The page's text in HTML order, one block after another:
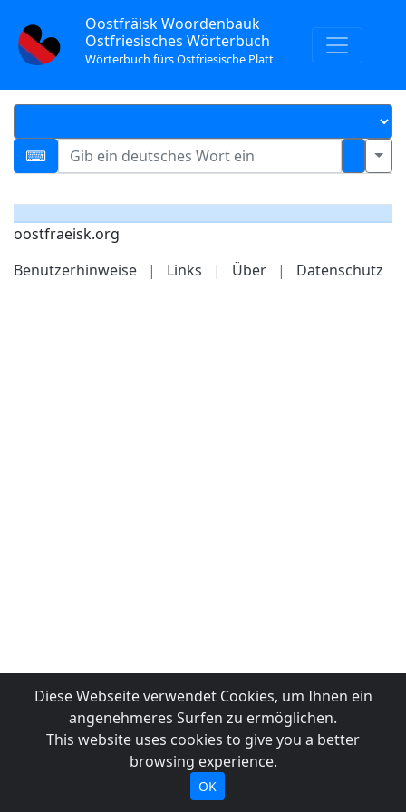
Oostfräisk Woordenbauk
Ostfriesisches Wörterbuch
Wörterbuch fürs Ostfriesische Platt
oostfraeisk.org
Benutzerhinweise
| Links | Über | Datenschutz
Diese Webseite verwendet Cookies, um Ihnen ein
angenehmeres Surfen zu ermöglichen.
This website uses cookies to give you a better
browsing experience.
OK